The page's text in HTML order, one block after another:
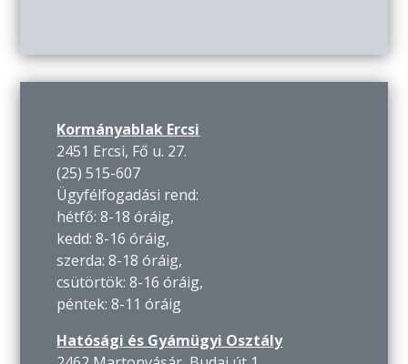
Kormányablak Ercsi
2451 Ercsi, Fő u. 27.
(25) 515-607
Ügyfélfogadási rend:
hétfő: 8-18 óráig,
kedd: 8-16 óráig,
szerda: 8-18 óráig,
csütörtök: 8-16 óráig,
péntek: 8-11 óráig
Hatósági és Gyámügyi Osztály